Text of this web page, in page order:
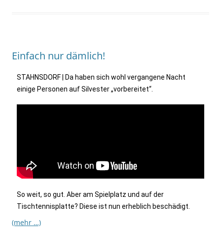
Einfach nur dämlich!
STAHNSDORF | Da haben sich wohl vergangene Nacht
einige Personen auf Silvester „vorbereitet“.
So weit, so gut. Aber am Spielplatz und auf der
Tischtennisplatte? Diese ist nun erheblich beschädigt.
(mehr …)